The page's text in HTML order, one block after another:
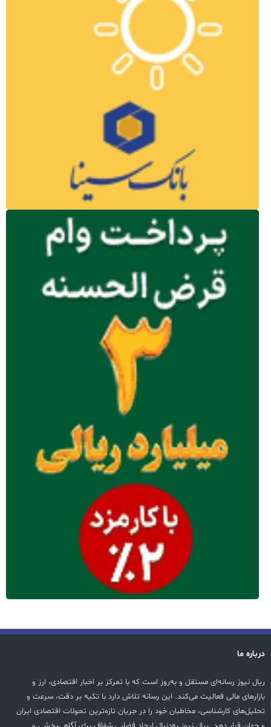
درباره ما
ریال نیوز رسانه‌ای مستقل و به‌روز است که با تمرکز بر اخبار اقتصادی، ارز و
بازارهای مالی فعالیت می‌کند. این رسانه تلاش دارد با تکیه بر دقت، سرعت و
تحلیل‌های کارشناسی، مخاطبان خود را در جریان تازه‌ترین تحولات اقتصادی ایران